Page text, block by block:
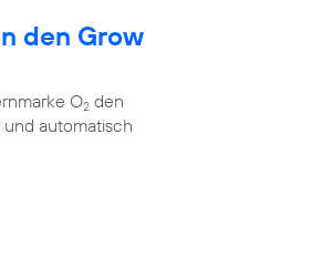
den Grow
O2 den
und automatisch